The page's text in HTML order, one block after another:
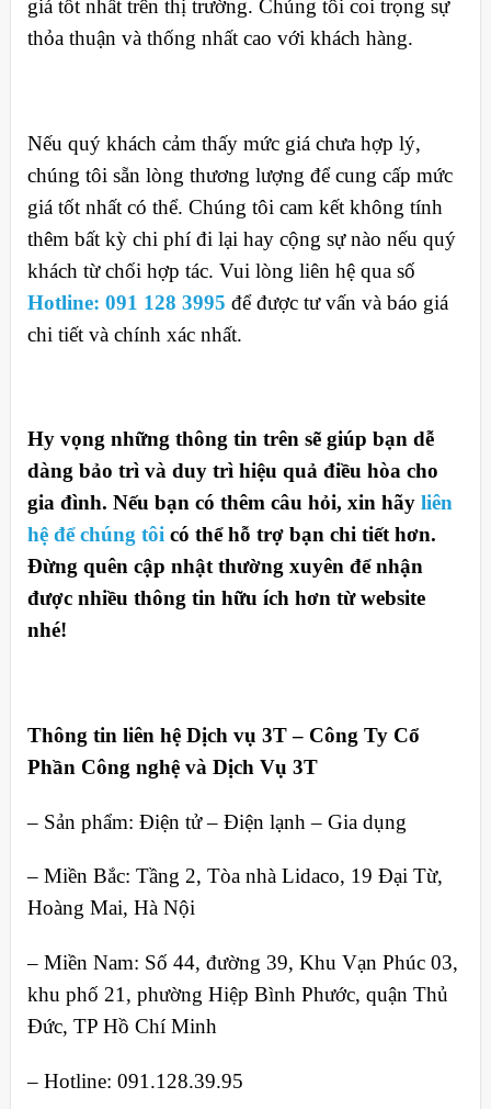
giá tốt nhất trên thị trường. Chúng tôi coi trọng sự
thỏa thuận và thống nhất cao với khách hàng.
Nếu quý khách cảm thấy mức giá chưa hợp lý,
chúng tôi sẵn lòng thương lượng để cung cấp mức
giá tốt nhất có thể. Chúng tôi cam kết không tính
thêm bất kỳ chi phí đi lại hay cộng sự nào nếu quý
khách từ chối hợp tác. Vui lòng liên hệ qua số
Hotline: 091 128 3995 để được tư vấn và báo giá
chi tiết và chính xác nhất.
Hy vọng những thông tin trên sẽ giúp bạn dễ
dàng bảo trì và duy trì hiệu quả điều hòa cho
gia đình. Nếu bạn có thêm câu hỏi, xin hãy liên
hệ để chúng tôi có thể hỗ trợ bạn chi tiết hơn.
Đừng quên cập nhật thường xuyên để nhận
được nhiều thông tin hữu ích hơn từ website
nhé!
Thông tin liên hệ Dịch vụ 3T – Công Ty Cổ
Phần Công nghệ và Dịch Vụ 3T
– Sản phẩm: Điện tử – Điện lạnh – Gia dụng
– Miền Bắc: Tầng 2, Tòa nhà Lidaco, 19 Đại Từ,
Hoàng Mai, Hà Nội
– Miền Nam: Số 44, đường 39, Khu Vạn Phúc 03,
khu phố 21, phường Hiệp Bình Phước, quận Thủ
Đức, TP Hồ Chí Minh
– Hotline: 091.128.39.95